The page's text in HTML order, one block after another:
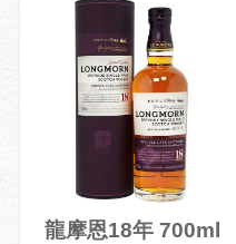
龍摩恩18年 700ml